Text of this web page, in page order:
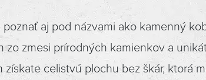
aj pod názvami ako kamenný
zo zmesi prírodných kamienkov a
celistvú plochu bez škár, ktorá